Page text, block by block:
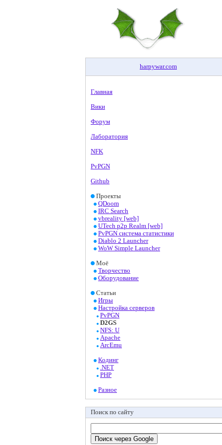
harpywar.com
Главная
Вики
Форум
Лаборатория
NFK
PvPGN
Github
Проекты
QDoom
IRC Search
vbreality [web]
UTech p2p Realm [web]
PvPGN система статистики
Diablo 2 Launcher
WoW Simple Launcher
Моё
Творчество
Оборудование
Статьи
Игры
Настройка серверов
PvPGN
D2GS
NFS: U
Apache
ArcEmu
Кодинг
.NET
PHP
Разное
Поиск по сайту